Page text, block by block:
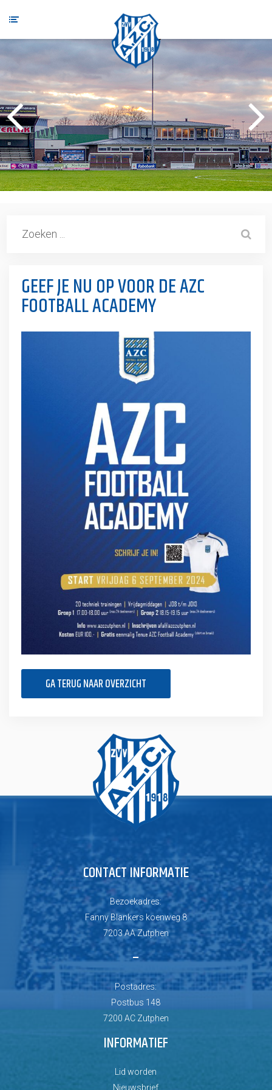
GEEF JE NU OP VOOR DE AZC
FOOTBALL ACADEMY
GA TERUG NAAR OVERZICHT
CONTACT INFORMATIE
Bezoekadres:
Fanny Blankers koenweg 8
7203 AA Zutphen
–
Postadres:
Postbus 148
7200 AC Zutphen
INFORMATIEF
Lid worden
Nieuwsbrief